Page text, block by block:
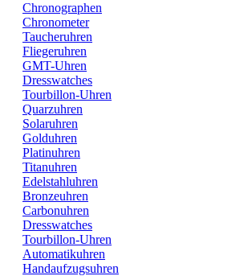
Chronographen
Chronometer
Taucheruhren
Fliegeruhren
GMT-Uhren
Dresswatches
Tourbillon-Uhren
Quarzuhren
Solaruhren
Golduhren
Platinuhren
Titanuhren
Edelstahluhren
Bronzeuhren
Carbonuhren
Dresswatches
Tourbillon-Uhren
Automatikuhren
Handaufzugsuhren